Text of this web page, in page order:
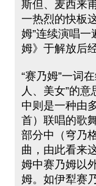
斯但、麦西来
一热烈的快板
姆”连续演唱
姆》于解放后
“赛乃姆”一词
人、美女”的
中则是一种由
首）联唱的歌
部分中（穹乃
曲，由此看来
姆中赛乃姆以
姆。如伊犁赛